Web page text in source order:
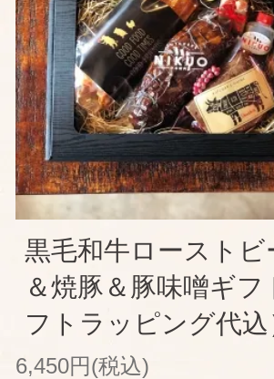
黒毛和牛ローストビ
＆焼豚＆豚味噌ギフ
フトラッピング代込
6,450円(税込)